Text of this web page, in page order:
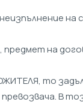
на
на
то
В